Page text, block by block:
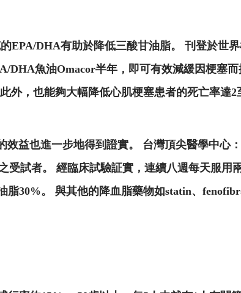
EPA/DHA有助於降低三酸甘油脂。 刊登於世
DHA魚油Omacor半年，即可有效減緩因梗塞
外，也能夠大幅降低心肌梗塞患者的死亡率達
益也進一步地得到證實。 台灣頂尖醫學中心
受試者。 經臨床試驗証實，連續八週每天服用
脂30%。 與其他的降血脂藥物如statin、